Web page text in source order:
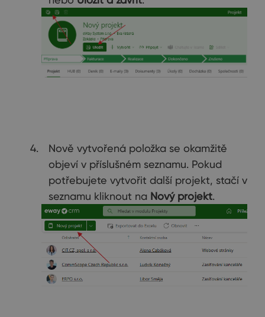
Nově vytvořená položka se okamžitě
objeví v příslušném seznamu. Pokud
potřebujete vytvořit další projekt, stačí v
seznamu kliknout na Nový projekt.